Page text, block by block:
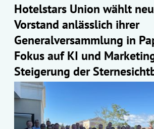
Hotelstars Union wählt
Vorstand anlässlich ihrer
Generalversammlung in
Fokus auf KI und
Steigerung der